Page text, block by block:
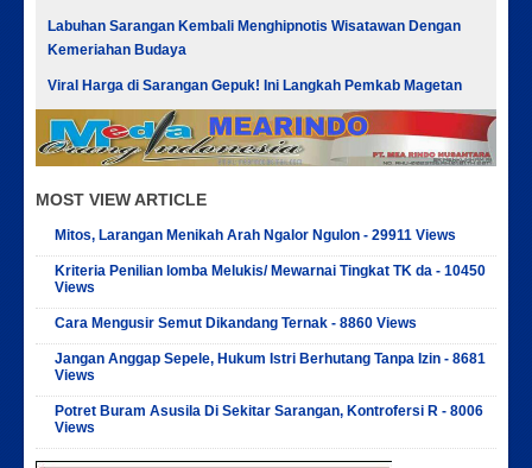
Labuhan Sarangan Kembali Menghipnotis Wisatawan Dengan
Kemeriahan Budaya
Viral Harga di Sarangan Gepuk! Ini Langkah Pemkab Magetan
MOST VIEW ARTICLE
Mitos, Larangan Menikah Arah Ngalor Ngulon - 29911 Views
Kriteria Penilian lomba Melukis/ Mewarnai Tingkat TK da - 10450
Views
Cara Mengusir Semut Dikandang Ternak - 8860 Views
Jangan Anggap Sepele, Hukum Istri Berhutang Tanpa Izin - 8681
Views
Potret Buram Asusila Di Sekitar Sarangan, Kontrofersi R - 8006
Views